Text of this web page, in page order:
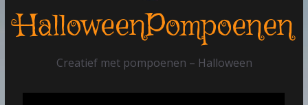
HalloweenPompoenen
Creatief met pompoenen – Halloween